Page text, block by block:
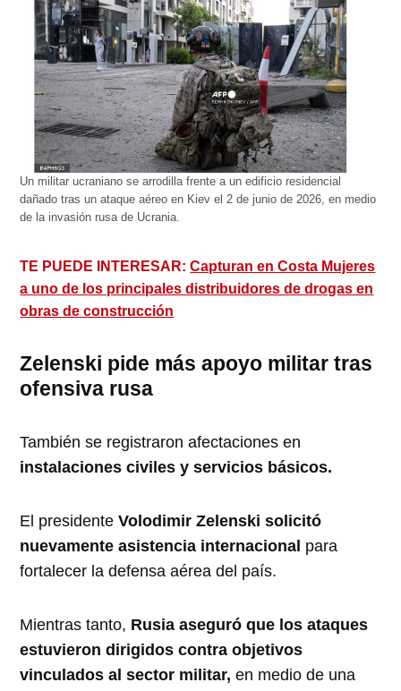
Un militar ucraniano se arrodilla frente a un edificio residencial
dañado tras un ataque aéreo en Kiev el 2 de junio de 2026, en medio
de la invasión rusa de Ucrania.
TE PUEDE INTERESAR:Capturan en Costa Mujeres
a uno de los principales distribuidores de drogas en
obras de construcción
Zelenski pide más apoyo militar tras
ofensiva rusa
También se registraron afectaciones en
instalaciones civiles y servicios básicos.
El presidenteVolodimir Zelenski solicitó
nuevamente asistencia internacional para
fortalecer la defensa aérea del país.
Mientras tanto, Rusia aseguró que los ataques
estuvieron dirigidos contra objetivos
vinculados al sector militar, en medio de una